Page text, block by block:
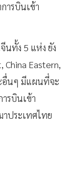
ารบินเข้า
นทั้ง 5 แห่ง ยัง
Eastern,
ะอื่นๆ มีแผนที่จะ
รบินเข้า
ประเทศไทย